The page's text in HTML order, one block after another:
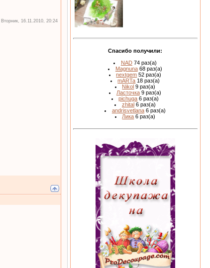
Вторник, 16.11.2010, 20:24
Спасибо получили:
NAD74 раз(а)
Magnuna68 раз(а)
nextgem 52 раз(а)
mARTa 18 раз(а)
Nikol 9 раз(а)
Ласточка9 раз(а)
pichuga 6 раз(а)
zhital 6 раз(а)
andrisvetlana6 раз(а)
Лика 6 раз(а)